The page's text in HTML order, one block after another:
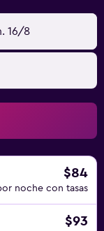
16/8
$84
noche con tasas
$93